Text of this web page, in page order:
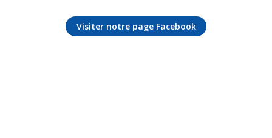
Visiter notre page Facebook